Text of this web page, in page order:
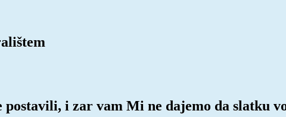
i zar vam Mi ne dajemo da slatku